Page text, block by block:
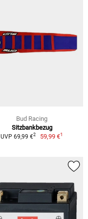
Bud Racing
Sitzbankbezug
UVP 69,99 €2 59,99 €1